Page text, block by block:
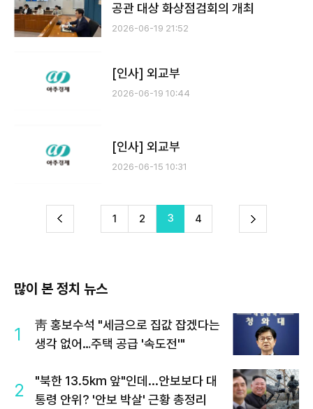
공관 대상 화상점검회의 개최
2026-06-19 21:52
[인사] 외교부
2026-06-19 10:44
[인사] 외교부
2026-06-15 10:31
이 1 2 3 4 다
많이 본 정치 뉴스
1
靑 홍보수석 "세금으로 집값 잡겠다는
생각 없어…주택 공급 '속도전'"
2
"북한 13.5km 앞"인데...안보보다 대
통령 안위? '안보 박살' 근황 총정리